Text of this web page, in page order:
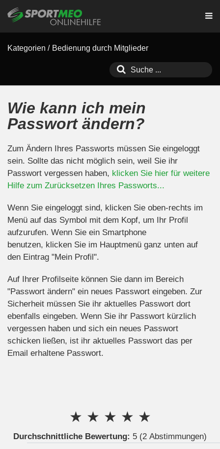
Kategorien / Bedienung durch Mitglieder
Wie kann ich mein
Passwort ändern?
Zum Ändern Ihres Passworts müssen Sie eingeloggt
sein. Sollte das nicht möglich sein, weil Sie ihr
Passwort vergessen haben, klicken Sie hier für weitere
Hilfe zum Zurücksetzen Ihres Passworts...
Wenn Sie eingeloggt sind, klicken Sie oben-rechts im
Menü auf das Symbol mit dem Kopf, um Ihr Profil
aufzurufen. Wenn Sie ein Smartphone
benutzen, klicken Sie im Hauptmenü ganz unten auf
den Eintrag "Mein Profil".
Auf Ihrer Profilseite können Sie dann im Bereich
"Passwort ändern" ein neues Passwort eingeben. Zur
Sicherheit müssen Sie ihr aktuelles Passwort dort
ebenfalls eingeben. Wenn Sie ihr Passwort kürzlich
vergessen haben und sich ein neues Passwort
schicken ließen, ist ihr aktuelles Passwort das per
Email erhaltene Passwort.
★
★
★
★
★
Durchschnittliche Bewertung: 5 (2 Abstimmungen)